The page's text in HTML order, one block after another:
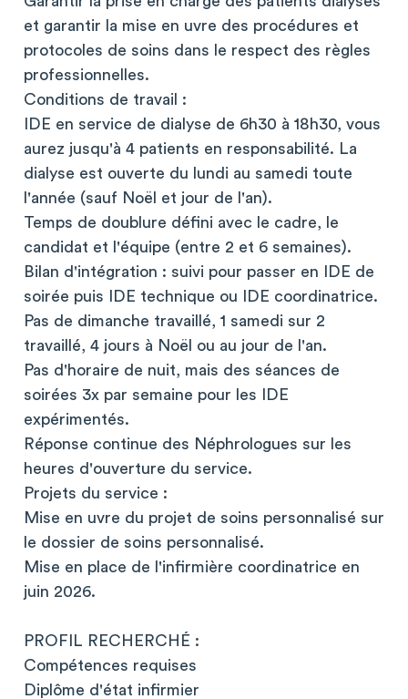
et garantir la mise en uvre des procédures et
protocoles de soins dans le respect des règles
professionnelles.
Conditions de travail :
IDE en service de dialyse de 6h30 à 18h30, vous
aurez jusqu'à 4 patients en responsabilité. La
dialyse est ouverte du lundi au samedi toute
l'année (sauf Noël et jour de l'an).
Temps de doublure défini avec le cadre, le
candidat et l'équipe (entre 2 et 6 semaines).
Bilan d'intégration : suivi pour passer en IDE de
soirée puis IDE technique ou IDE coordinatrice.
Pas de dimanche travaillé, 1 samedi sur 2
travaillé, 4 jours à Noël ou au jour de l'an.
Pas d'horaire de nuit, mais des séances de
soirées 3x par semaine pour les IDE
expérimentés.
Réponse continue des Néphrologues sur les
heures d'ouverture du service.
Projets du service :
Mise en uvre du projet de soins personnalisé sur
le dossier de soins personnalisé.
Mise en place de l'infirmière coordinatrice en
juin 2026.
PROFIL RECHERCHÉ :
Compétences requises
Diplôme d'état infirmier